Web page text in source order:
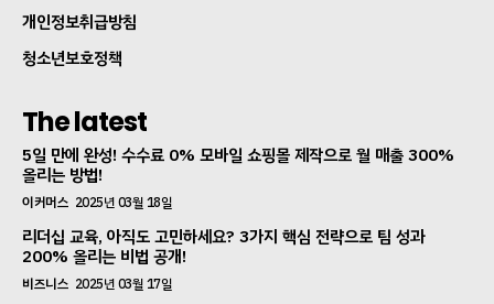
개인정보취급방침
청소년보호정책
The latest
5일 만에 완성! 수수료 0% 모바일 쇼핑몰 제작으로 월 매출 300%
올리는 방법!
이커머스 2025년 03월 18일
리더십 교육, 아직도 고민하세요? 3가지 핵심 전략으로 팀 성과
200% 올리는 비법 공개!
비즈니스 2025년 03월 17일